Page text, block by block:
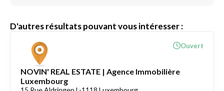
D'autres résultats pouvant vous intéresser :
NOVIN' REAL ESTATE | Agence Immobilière
Luxembourg
Ouvert